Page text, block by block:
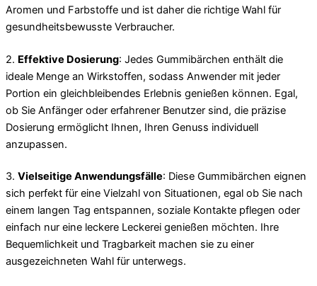
Aromen und Farbstoffe und ist daher die richtige Wahl für
gesundheitsbewusste Verbraucher.
2. Effektive Dosierung: Jedes Gummibärchen enthält die
ideale Menge an Wirkstoffen, sodass Anwender mit jeder
Portion ein gleichbleibendes Erlebnis genießen können. Egal,
ob Sie Anfänger oder erfahrener Benutzer sind, die präzise
Dosierung ermöglicht Ihnen, Ihren Genuss individuell
anzupassen.
3. Vielseitige Anwendungsfälle: Diese Gummibärchen eignen
sich perfekt für eine Vielzahl von Situationen, egal ob Sie nach
einem langen Tag entspannen, soziale Kontakte pflegen oder
einfach nur eine leckere Leckerei genießen möchten. Ihre
Bequemlichkeit und Tragbarkeit machen sie zu einer
ausgezeichneten Wahl für unterwegs.